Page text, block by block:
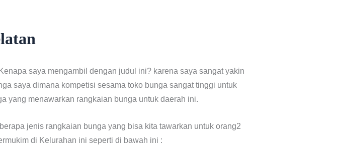
saya mengambil dengan judul ini? karena saya sangat yakin
saya dimana kompetisi sesama toko bunga sangat tinggi untuk
yang menawarkan rangkaian bunga untuk daerah ini.
jenis rangkaian bunga yang bisa kita tawarkan untuk orang2
di Kelurahan ini seperti di bawah ini :